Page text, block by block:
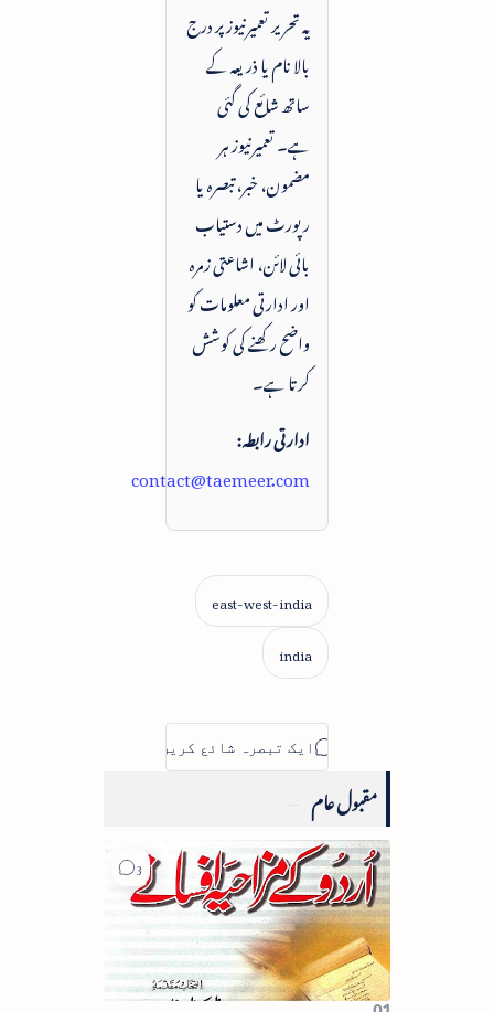
یہ تحریر تعمیرنیوز پر درج
بالا نام یا ذریعہ کے
ساتھ شائع کی گئی
ہے۔ تعمیرنیوز ہر
مضمون، خبر، تبصرہ یا
رپورٹ میں دستیاب
بائی لائن، اشاعتی زمرہ
اور ادارتی معلومات کو
واضح رکھنے کی کوشش
کرتا ہے۔
ادارتی رابطہ:
contact@taemeer.com
مقبول عام